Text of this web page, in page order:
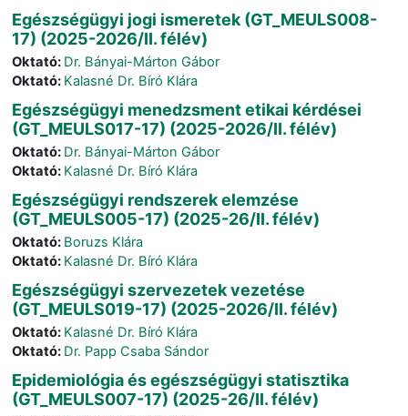
Egészségügyi jogi ismeretek (GT_MEULS008-
17) (2025-2026/II. félév)
Oktató: Dr. Bányai-Márton Gábor
Oktató: Kalasné Dr. Bíró Klára
Egészségügyi menedzsment etikai kérdései
(GT_MEULS017-17) (2025-2026/II. félév)
Oktató: Dr. Bányai-Márton Gábor
Oktató: Kalasné Dr. Bíró Klára
Egészségügyi rendszerek elemzése
(GT_MEULS005-17) (2025-26/II. félév)
Oktató: Boruzs Klára
Oktató: Kalasné Dr. Bíró Klára
Egészségügyi szervezetek vezetése
(GT_MEULS019-17) (2025-2026/II. félév)
Oktató: Kalasné Dr. Bíró Klára
Oktató: Dr. Papp Csaba Sándor
Epidemiológia és egészségügyi statisztika
(GT_MEULS007-17) (2025-26/II. félév)